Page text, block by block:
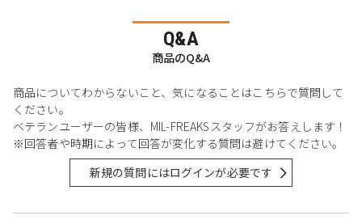
Q&A
商品のQ&A
商品についてわからないこと、気になることはこちらで質問して
ください。
ベテランユーザーの皆様、MIL-FREAKSスタッフがお答えします！
※回答者や時期によって回答が変化する質問は避けてください。
新規の質問にはログインが必要です